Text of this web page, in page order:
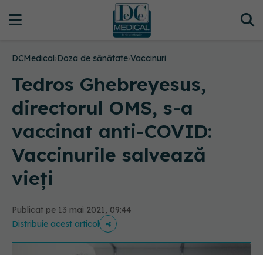
DCMedical›Doza de sănătate›Vaccinuri
Tedros Ghebreyesus,
directorul OMS, s-a
vaccinat anti-COVID:
Vaccinurile salvează
vieţi
Publicat pe 13 mai 2021, 09:44
Distribuie acest articol